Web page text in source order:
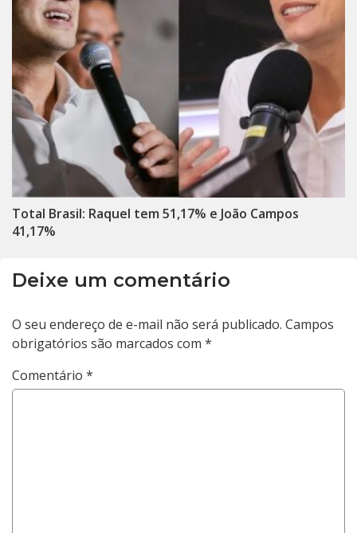
Total Brasil: Raquel tem 51,17% e João Campos
41,17%
Deixe um comentário
O seu endereço de e-mail não será publicado. Campos
obrigatórios são marcados com *
Comentário *